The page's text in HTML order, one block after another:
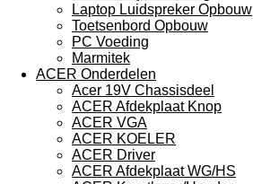
Laptop Luidspreker Opbouw
Toetsenbord Opbouw
PC Voeding
Marmitek
ACER Onderdelen
Acer 19V Chassisdeel
ACER Afdekplaat Knop
ACER VGA
ACER KOELER
ACER Driver
ACER Afdekplaat WG/HS